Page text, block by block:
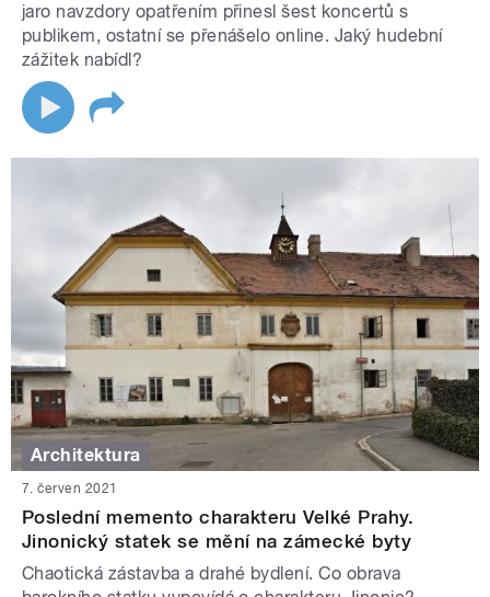
jaro navzdory opatřením přinesl šest koncertů s
publikem, ostatní se přenášelo online. Jaký hudební
zážitek nabídl?
Architektura
7. červen 2021
Poslední memento charakteru Velké Prahy.
Jinonický statek se mění na zámecké byty
Chaotická zástavba a drahé bydlení. Co obrava